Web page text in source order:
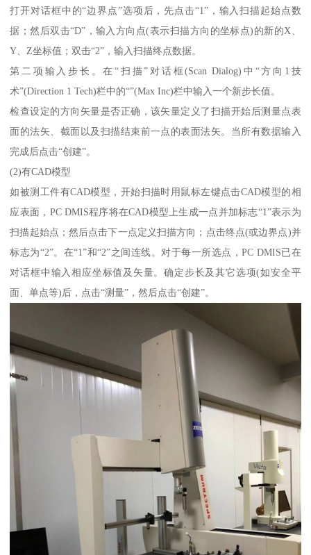
打开对话框中的“边界点”选项后，先点击“1”，输入扫描起始点数
据；然后双击“D”，输入方向点(表示扫描方向的坐标点)的新的X、
Y、Z坐标值；双击“2”，输入扫描终点数据。
第二项输入步长。在“扫描”对话框(Scan Dialog)中“方向1技
术”(Direction 1 Tech)栏中的“”(Max Inc)栏中输入一个新步长值。
检查设定的方向矢量是否正确，该矢量定义了扫描开始后测量点表
面的法矢、截面以及扫描结束前一点的表面法矢。当所有数据输入
完成后点击“创建”。
(2)有CAD模型
如被测工件有CAD模型，开始扫描时用鼠标左键点击CAD模型的相
应表面，PC DMIS程序将在CAD模型上生成一点并加标志“1”表示为
扫描起始点；然后点击下一点定义扫描方向；点击终点(或边界点)并
标志为“2”。在“1”和“2”之间连线。对于每一所选点，PC DMIS已在
对话框中输入相应坐标值及矢量。确定步长及其它选项(如安全平
面、单点等)后，点击“测量”，然后点击“创建”。